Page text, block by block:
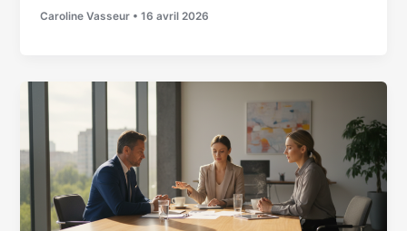
Caroline Vasseur •16 avril 2026